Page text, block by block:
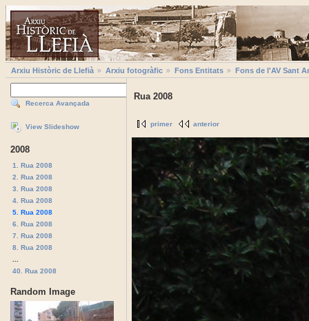
Arxiu Històric de Llefià Arxiu fotogràfic Fons Entitats Fons de l'AV Sant
Recerca Avançada
View Slideshow
2008
1. Rua 2008
2. Rua 2008
3. Rua 2008
4. Rua 2008
5. Rua 2008
6. Rua 2008
7. Rua 2008
8. Rua 2008
40. Rua 2008
Random Image
Rua 2008
primer anterior